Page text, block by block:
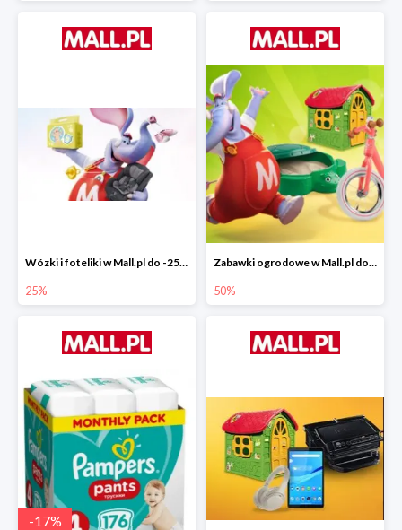
Wózki i foteliki w Mall.pl do -25%
25%
Zabawki ogrodowe w Mall.pl do -40%
50%
-17%